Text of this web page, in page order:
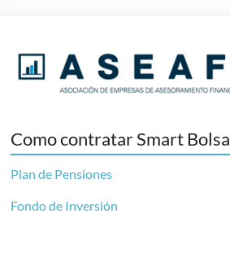
EAFI
Como contratar Smart Bolsa
Plan de Pensiones
Fondo de Inversión